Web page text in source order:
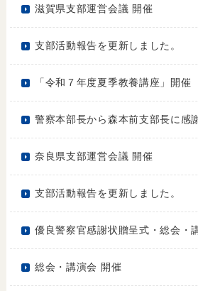
滋賀県支部運営会議 開催
支部活動報告を更新しました。
「令和７年度夏季教養講座」開催
警察本部長から森本前支部長に感
奈良県支部運営会議 開催
支部活動報告を更新しました。
優良警察官感謝状贈呈式・総会・
総会・講演会 開催